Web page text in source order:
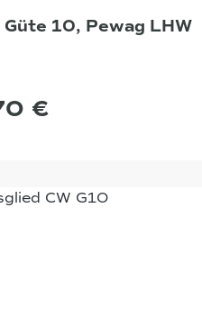
10, Pewag LHW
€